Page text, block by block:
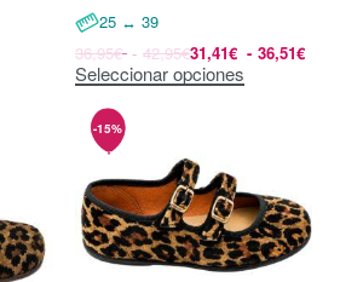
25 ↔ 39
36,95€ 42,95€31,41€ 36,51€
Seleccionar opciones